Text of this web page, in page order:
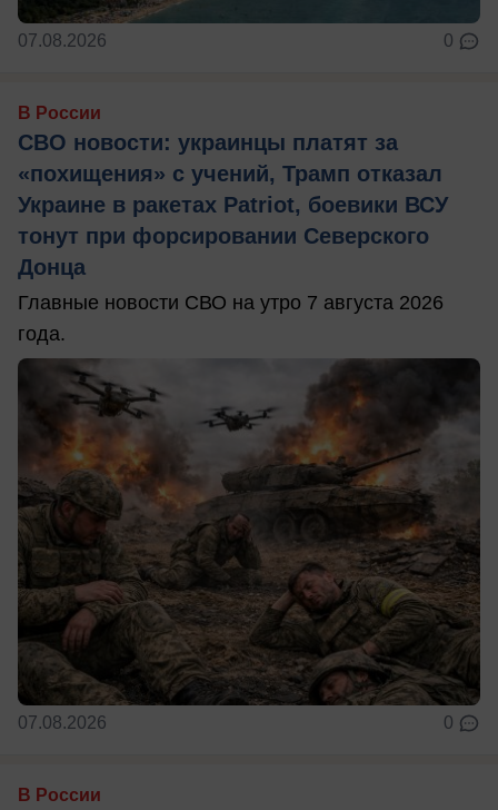
07.08.2026 0
В России
СВО новости: украинцы платят за
«похищения» с учений, Трамп отказал
Украине в ракетах Patriot, боевики ВСУ
тонут при форсировании Северского
Донца
Главные новости СВО на утро 7 августа 2026
года.
07.08.2026 0
В России